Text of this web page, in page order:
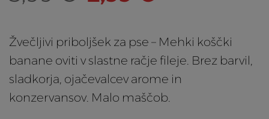
je
bila:
3,99 €.
je:
2,99 €.
Žvečljivi priboljšek za pse – Mehki koščki
banane oviti v slastne račje fileje. Brez barvil,
sladkorja, ojačevalcev arome in
konzervansov. Malo maščob.